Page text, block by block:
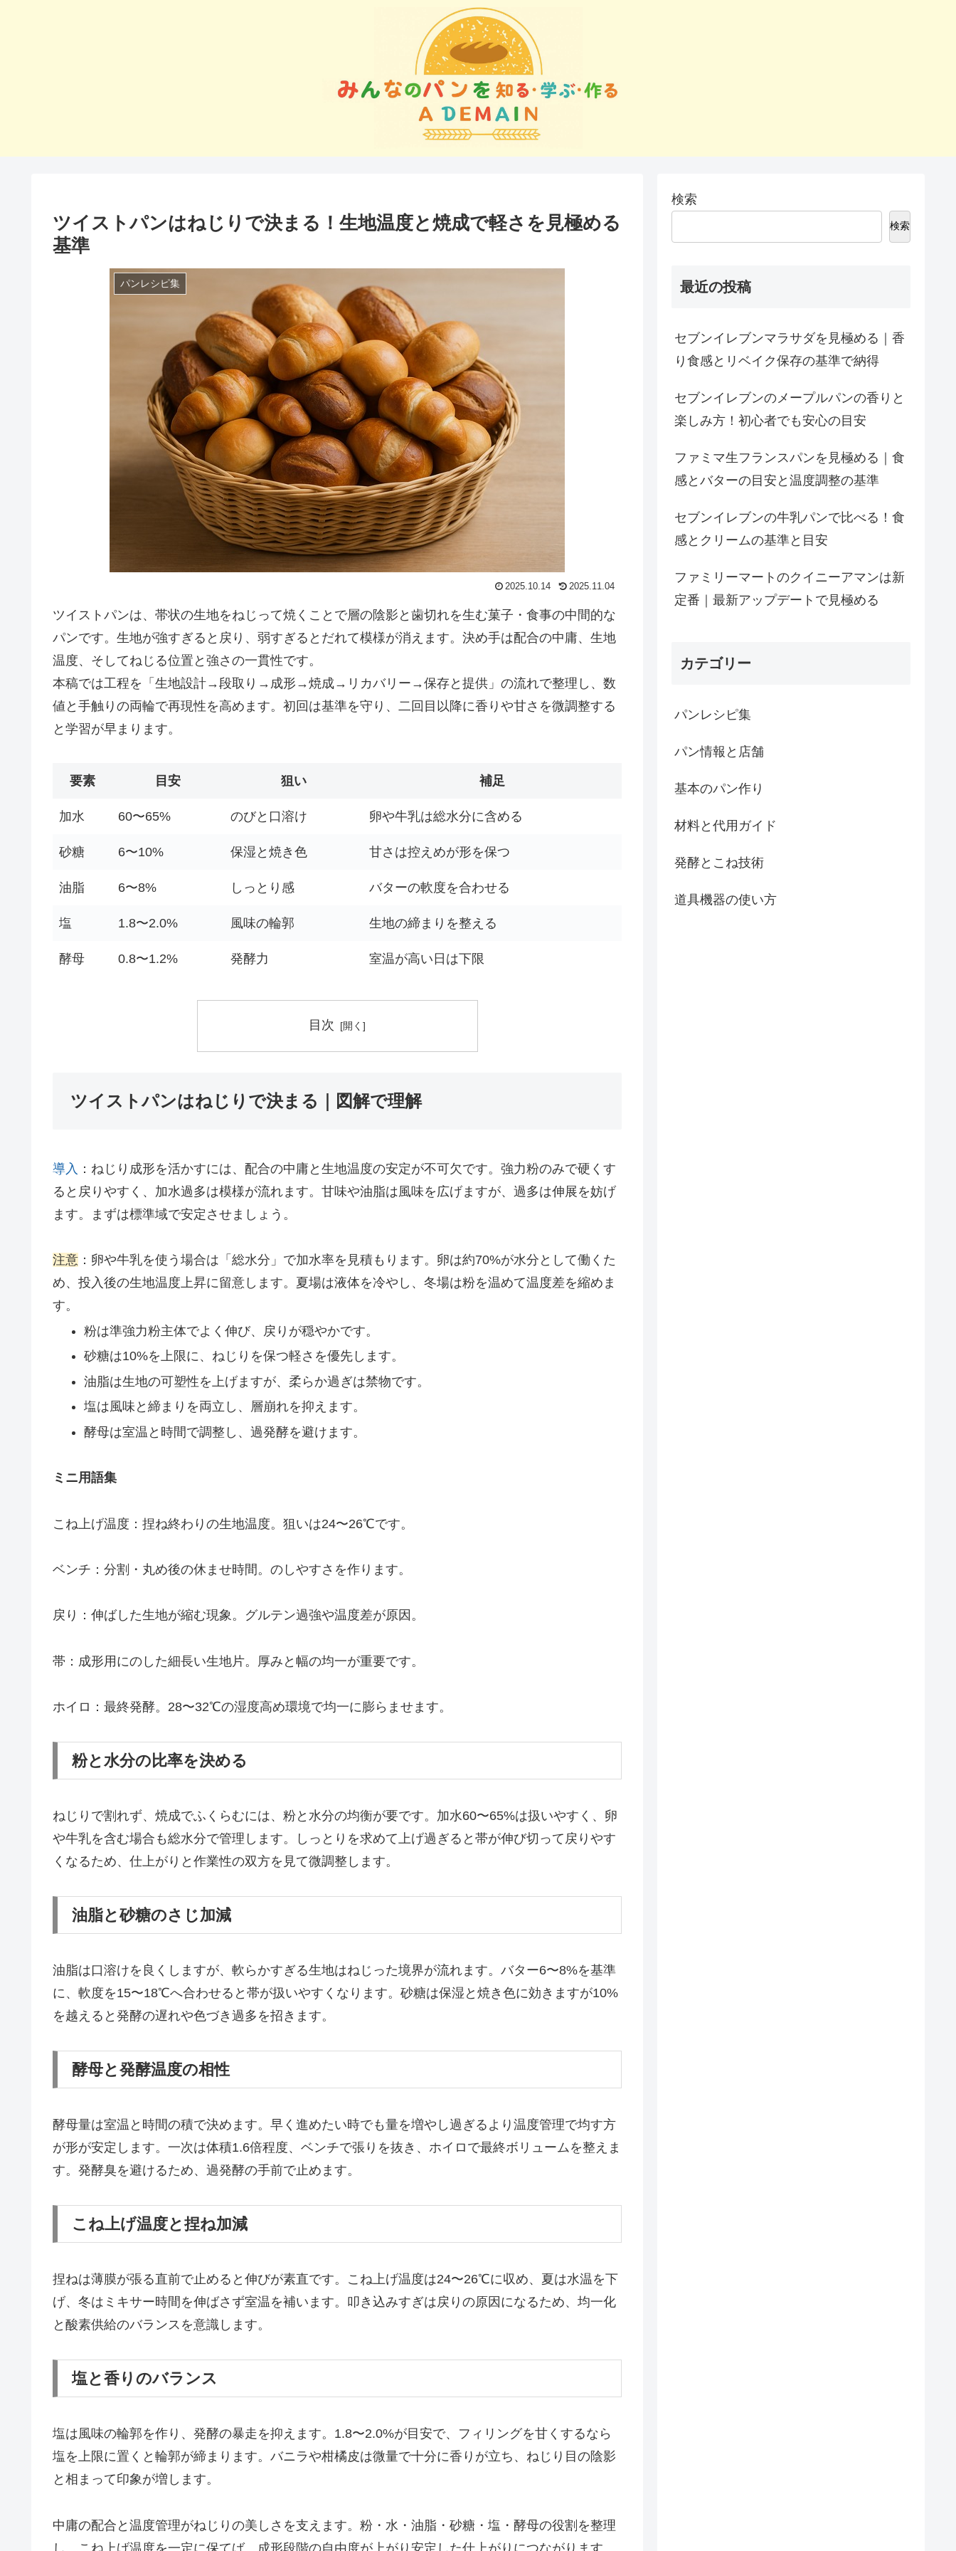
ツイストパンはねじりで決まる！生地温度と焼成で軽さを見極める
基準
パンレシピ集
2025.10.14 2025.11.04
ツイストパンは、帯状の生地をねじって焼くことで層の陰影と歯切れを生む菓子・食事の中間的な
パンです。生地が強すぎると戻り、弱すぎるとだれて模様が消えます。決め手は配合の中庸、生地
温度、そしてねじる位置と強さの一貫性です。
本稿では工程を「生地設計→段取り→成形→焼成→リカバリー→保存と提供」の流れで整理し、数
値と手触りの両輪で再現性を高めます。初回は基準を守り、二回目以降に香りや甘さを微調整する
と学習が早まります。
要素 目安 狙い 補足
加水 60〜65% のびと口溶け 卵や牛乳は総水分に含める
砂糖 6〜10% 保湿と焼き色 甘さは控えめが形を保つ
油脂 6〜8% しっとり感 バターの軟度を合わせる
塩 1.8〜2.0% 風味の輪郭 生地の締まりを整える
酵母 0.8〜1.2% 発酵力 室温が高い日は下限
目次
ツイストパンはねじりで決まる｜図解で理解
導入 ：ねじり成形を活かすには、配合の中庸と生地温度の安定が不可欠です。強力粉のみで硬くす
ると戻りやすく、加水過多は模様が流れます。甘味や油脂は風味を広げますが、過多は伸展を妨げ
ます。まずは標準域で安定させましょう。
注意 ：卵や牛乳を使う場合は「総水分」で加水率を見積もります。卵は約70%が水分として働くた
め、投入後の生地温度上昇に留意します。夏場は液体を冷やし、冬場は粉を温めて温度差を縮めま
す。
粉は準強力粉主体でよく伸び、戻りが穏やかです。
砂糖は10%を上限に、ねじりを保つ軽さを優先します。
油脂は生地の可塑性を上げますが、柔らか過ぎは禁物です。
塩は風味と締まりを両立し、層崩れを抑えます。
酵母は室温と時間で調整し、過発酵を避けます。
ミニ用語集
こね上げ温度：捏ね終わりの生地温度。狙いは24〜26℃です。
ベンチ：分割・丸め後の休ませ時間。のしやすさを作ります。
戻り：伸ばした生地が縮む現象。グルテン過強や温度差が原因。
帯：成形用にのした細長い生地片。厚みと幅の均一が重要です。
ホイロ：最終発酵。28〜32℃の湿度高め環境で均一に膨らませます。
粉と水分の比率を決める
ねじりで割れず、焼成でふくらむには、粉と水分の均衡が要です。加水60〜65%は扱いやすく、卵
や牛乳を含む場合も総水分で管理します。しっとりを求めて上げ過ぎると帯が伸び切って戻りやす
くなるため、仕上がりと作業性の双方を見て微調整します。
油脂と砂糖のさじ加減
油脂は口溶けを良くしますが、軟らかすぎる生地はねじった境界が流れます。バター6〜8%を基準
に、軟度を15〜18℃へ合わせると帯が扱いやすくなります。砂糖は保湿と焼き色に効きますが10%
を越えると発酵の遅れや色づき過多を招きます。
酵母と発酵温度の相性
酵母量は室温と時間の積で決めます。早く進めたい時でも量を増やし過ぎるより温度管理で均す方
が形が安定します。一次は体積1.6倍程度、ベンチで張りを抜き、ホイロで最終ボリュームを整えま
す。発酵臭を避けるため、過発酵の手前で止めます。
こね上げ温度と捏ね加減
捏ねは薄膜が張る直前で止めると伸びが素直です。こね上げ温度は24〜26℃に収め、夏は水温を下
げ、冬はミキサー時間を伸ばさず室温を補います。叩き込みすぎは戻りの原因になるため、均一化
と酸素供給のバランスを意識します。
塩と香りのバランス
塩は風味の輪郭を作り、発酵の暴走を抑えます。1.8〜2.0%が目安で、フィリングを甘くするなら
塩を上限に置くと輪郭が締まります。バニラや柑橘皮は微量で十分に香りが立ち、ねじり目の陰影
と相まって印象が増します。
中庸の配合と温度管理がねじりの美しさを支えます。粉・水・油脂・砂糖・塩・酵母の役割を整理
し、こね上げ温度を一定に保てば、成形段階の自由度が上がり安定した仕上がりにつながります。
検索
検索
最近の投稿
セブンイレブンマラサダを見極める｜香
り食感とリベイク保存の基準で納得
セブンイレブンのメープルパンの香りと
楽しみ方！初心者でも安心の目安
ファミマ生フランスパンを見極める｜食
感とバターの目安と温度調整の基準
セブンイレブンの牛乳パンで比べる！食
感とクリームの基準と目安
ファミリーマートのクイニーアマンは新
定番｜最新アップデートで見極める
カテゴリー
パンレシピ集
パン情報と店舗
基本のパン作り
材料と代用ガイド
発酵とこね技術
道具機器の使い方